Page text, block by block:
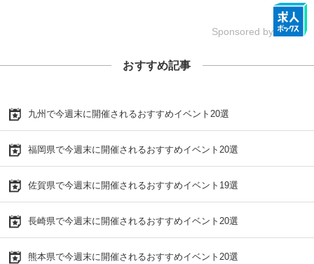
Sponsored by
おすすめ記事
九州で今週末に開催されるおすすめイベント20選
福岡県で今週末に開催されるおすすめイベント20選
佐賀県で今週末に開催されるおすすめイベント19選
長崎県で今週末に開催されるおすすめイベント20選
熊本県で今週末に開催されるおすすめイベント20選